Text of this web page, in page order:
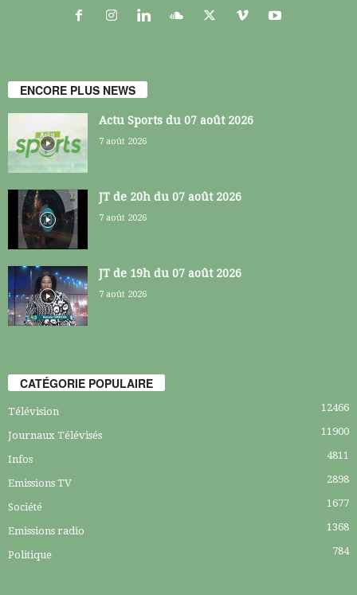
ENCORE PLUS NEWS
Actu Sports du 07 août 2026
7 août 2026
JT de 20h du 07 août 2026
7 août 2026
JT de 19h du 07 août 2026
7 août 2026
CATÉGORIE POPULAIRE
Télévision 12466
Journaux Télévisés 11900
Infos 4811
Emissions TV 2898
Société 1677
Emissions radio 1368
Politique 784